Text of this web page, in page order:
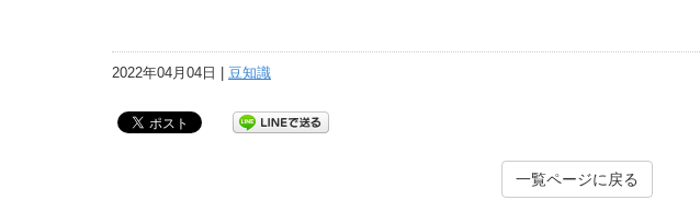
2022年04月04日 | 豆知識
一覧ページに戻る